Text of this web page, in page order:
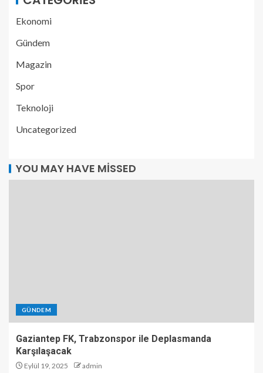
Ekonomi
Gündem
Magazin
Spor
Teknoloji
Uncategorized
YOU MAY HAVE MISSED
GÜNDEM
Gaziantep FK, Trabzonspor ile Deplasmanda
Karşılaşacak
Eylül 19, 2025 admin